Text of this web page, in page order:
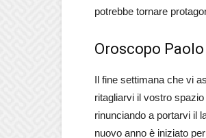
potrebbe tornare
Oroscopo
Il fine settimana che vi
ritagliarvi il vostro
rinunciando a portarvi il
nuovo anno è iniziato